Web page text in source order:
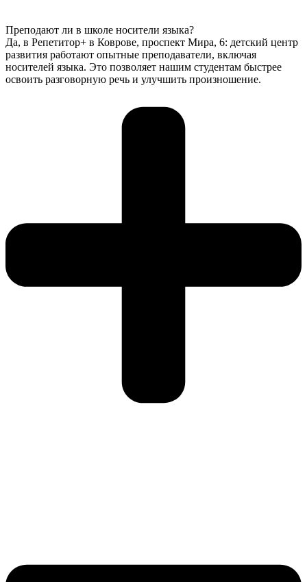
Преподают ли в школе носители языка?
Да, в Репетитор+ в Коврове, проспект Мира, 6: детский центр
развития работают опытные преподаватели, включая
носителей языка. Это позволяет нашим студентам быстрее
освоить разговорную речь и улучшить произношение.